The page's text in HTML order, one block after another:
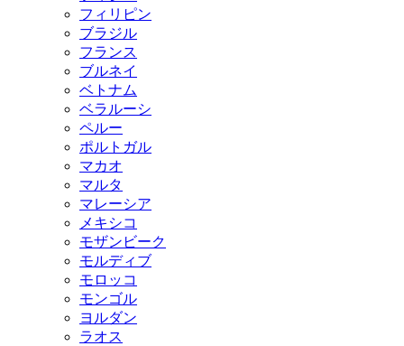
フィリピン
ブラジル
フランス
ブルネイ
ベトナム
ベラルーシ
ペルー
ポルトガル
マカオ
マルタ
マレーシア
メキシコ
モザンビーク
モルディブ
モロッコ
モンゴル
ヨルダン
ラオス